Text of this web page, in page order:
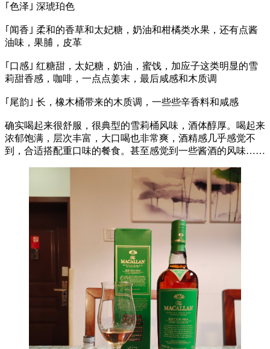
｢色泽｣ 深琥珀色
｢闻香｣ 柔和的香草和太妃糖，奶油和柑橘类水果，还有点酱
油味，果脯，皮革
｢口感｣ 红糖甜，太妃糖，奶油，蜜饯，加应子这类明显的雪
莉甜香感，咖啡，一点点姜末，最后咸感和木质调
｢尾韵｣ 长，橡木桶带来的木质调，一些些辛香料和咸感
确实喝起来很舒服，很典型的雪莉桶风味，酒体醇厚。喝起来
浓郁饱满，层次丰富，大口喝也非常爽，酒精感几乎感觉不
到，合适搭配重口味的餐食。甚至感觉到一些酱酒的风味……